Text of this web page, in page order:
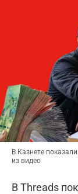
В Казнете
из видео
В Threads